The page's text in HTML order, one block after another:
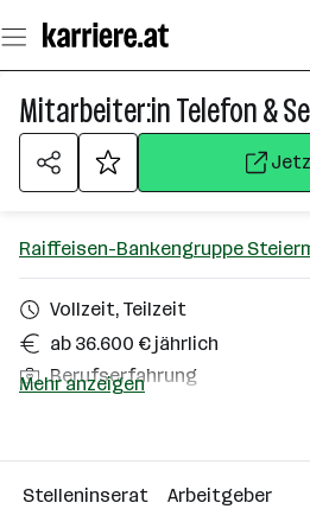
Seiteninhalt
springen
Mitarbeiter:in Telefon &
Raiffeisen-Bankengruppe
Vollzeit, Teilzeit
ab 36.600 € jährlich
Berufserfahrung
Über das Unternehmen
Mehr anzeigen
Stelleninserat Arbeitgeber